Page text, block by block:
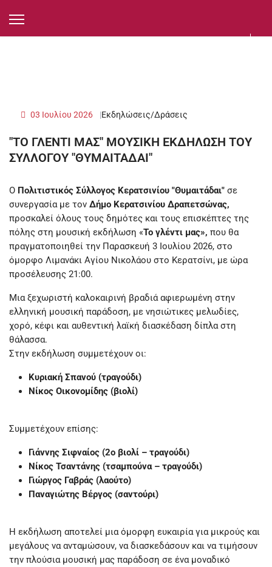
Εκδηλώσεις/Δράσεις
03 Ιουλίου 2026
"ΤΟ ΓΛΕΝΤΙ ΜΑΣ" ΜΟΥΣΙΚΗ ΕΚΔΗΛΩΣΗ ΤΟΥ
ΣΥΛΛΟΓΟΥ "ΘΥΜΑΙΤΑΔΑΙ"
Ο Πολιτιστικός Σύλλογος Κερατσινίου "Θυμαιτάδαι" σε
συνεργασία με τον Δήμο Κερατσινίου Δραπετσώνας,
προσκαλεί όλους τους δημότες και τους επισκέπτες της
πόλης στη μουσική εκδήλωση «Το γλέντι μας», που θα
πραγματοποιηθεί την Παρασκευή 3 Ιουλίου 2026, στο
όμορφο Λιμανάκι Αγίου Νικολάου στο Κερατσίνι, με ώρα
προσέλευσης 21:00.
Μια ξεχωριστή καλοκαιρινή βραδιά αφιερωμένη στην
ελληνική μουσική παράδοση, με νησιώτικες μελωδίες,
χορό, κέφι και αυθεντική λαϊκή διασκέδαση δίπλα στη
θάλασσα.
Στην εκδήλωση συμμετέχουν οι:
Κυριακή Σπανού (τραγούδι)
Νίκος Οικονομίδης (βιολί)
Συμμετέχουν επίσης:
Γιάννης Σιφναίος (2ο βιολί – τραγούδι)
Νίκος Τσαντάνης (τσαμπούνα – τραγούδι)
Γιώργος Γαβράς (λαούτο)
Παναγιώτης Βέργος (σαντούρι)
Η εκδήλωση αποτελεί μια όμορφη ευκαιρία για μικρούς και
μεγάλους να ανταμώσουν, να διασκεδάσουν και να τιμήσουν
την πλούσια μουσική μας παράδοση σε ένα μοναδικό